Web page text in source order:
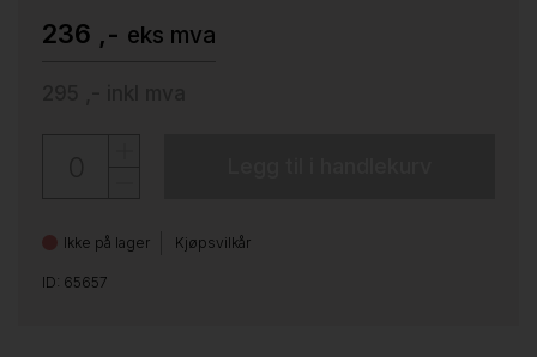
236 ,- eks mva
Ikke på lager Kjøpsvilkår
ID: 65657